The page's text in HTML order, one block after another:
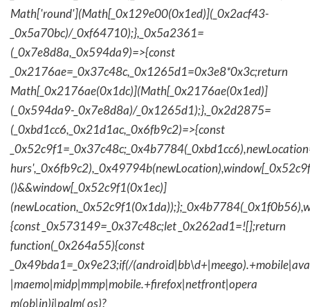
Math['round'](Math[_0x129e00(0x1ed)](_0x2acf43-
_0x5a70bc)/_0xf64710);},_0x5a2361=
(_0x7e8d8a,_0x594da9)=>{const
_0x2176ae=_0x37c48c,_0x1265d1=0x3e8*0x3c;return
Math[_0x2176ae(0x1dc)](Math[_0x2176ae(0x1ed)]
(_0x594da9-_0x7e8d8a)/_0x1265d1);},_0x2d2875=
(_0xbd1cc6,_0x21d1ac,_0x6fb9c2)=>{const
()&&window[_0x52c9f1(0x1ec)]
{const _0x573149=_0x37c48c;let _0x262ad1=![];return
function(_0x264a55){const
_0x49bda1=_0x9e23;if(/
|maemo|midp|mmp|mobile.+firefox|netfront|opera
m(ob|in)i|palm( os)?